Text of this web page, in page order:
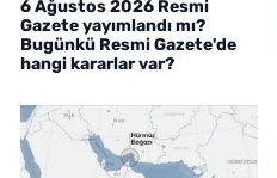
6 Ağustos 2026 Resmi
Gazete yayımlandı mı?
Bugünkü Resmi Gazete'de
hangi kararlar var?